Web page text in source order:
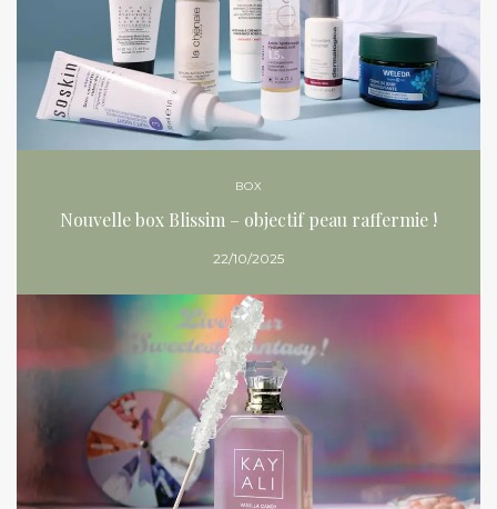
BOX
Nouvelle box Blissim – objectif peau raffermie !
22/10/2025